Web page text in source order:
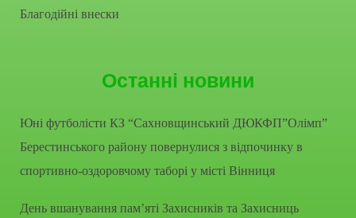
Благодійні внески
Останні новини
Юні футболісти КЗ “Сахновщинський ДЮКФП”Олімп”
Берестинського району повернулися з відпочинку в
спортивно-оздоровчому таборі у місті Вінниця
День вшанування пам’яті Захисників та Захисниць